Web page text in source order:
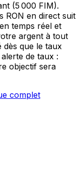
(5 000 FIM).
RON en direct suit
temps réel et
argent à tout
dès que le taux
de taux :
objectif sera
complet